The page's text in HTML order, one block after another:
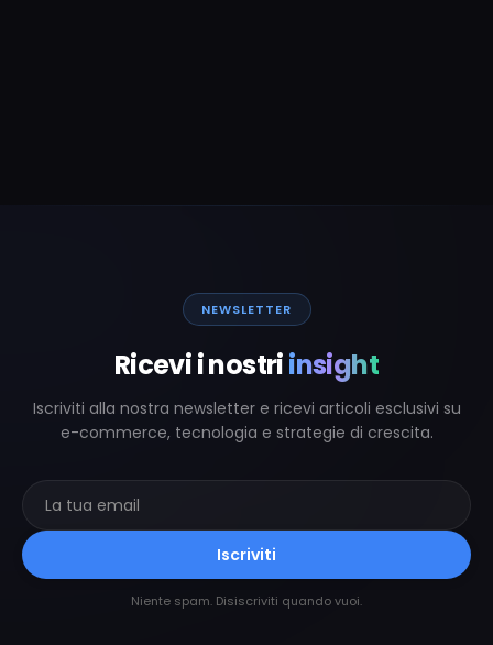
NEWSLETTER
Ricevi i nostriinsight
Iscriviti alla nostra newsletter e ricevi articoli esclusivi su
e-commerce, tecnologia e strategie di crescita.
Iscriviti
Niente spam. Disiscriviti quando vuoi.